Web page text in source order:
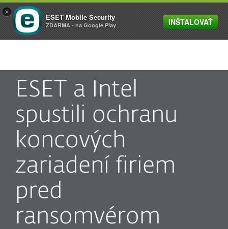
MENU
ESET a Intel
spustili ochranu
koncových
zariadení firiem
pred
ransomvérom
×
ESET Mobile Security
ZDARMA - na Google Play INŠTALOVAŤ